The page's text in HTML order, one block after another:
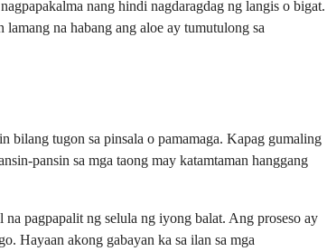
nang hindi nagdaragdag ng langis o bigat.
na habang ang aloe ay tumutulong sa
bilang tugon sa pinsala o pamamaga. Kapag gumaling
pansin sa mga taong may katamtaman hanggang
na pagpapalit ng selula ng iyong balat. Ang proseso ay
Hayaan akong gabayan ka sa ilan sa mga